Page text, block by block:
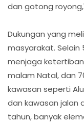
dan gotong
Dukungan yang
masyarakat. Selain
menjaga
malam Natal, dan
kawasan seperti
dan kawasan jalan
tahun, banyak